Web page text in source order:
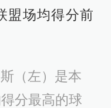
盟场均得分前
（左）是本
分最高的球